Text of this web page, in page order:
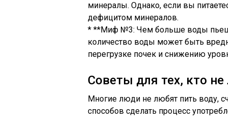
минералы. Однако, если вы
дефицитом минералов.
* **Миф №3: Чем больше воды
количество воды может быть
перегрузке почек и снижению
Советы для тех, кто
Многие люди не любят пить воду,
способов сделать процесс